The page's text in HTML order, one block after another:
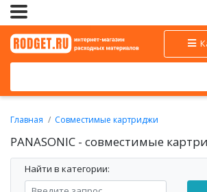
Главная
Совместимые картриджи
PANASONIC - cовместимые
Найти в категории: